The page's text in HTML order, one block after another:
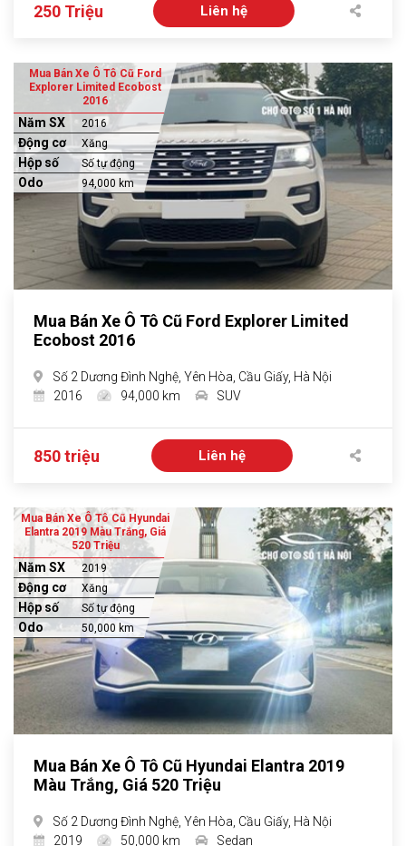
250 Triệu Liên hệ
Mua Bán Xe Ô Tô Cũ Ford
Explorer Limited Ecobost
2016
Năm SX 2016
Động cơ Xăng
Hộp số Số tự động
Odo 94,000 km
Mua Bán Xe Ô Tô Cũ Ford Explorer Limited
Ecobost 2016
Số 2 Dương Đình Nghệ, Yên Hòa, Cầu Giấy, Hà Nội
2016
94,000 km SUV
850 triệu Liên hệ
Mua Bán Xe Ô Tô Cũ Hyundai
Elantra 2019 Màu Trắng, Giá
520 Triệu
Năm SX 2019
Động cơ Xăng
Hộp số Số tự động
Odo 50,000 km
Mua Bán Xe Ô Tô Cũ Hyundai Elantra 2019
Màu Trắng, Giá 520 Triệu
Số 2 Dương Đình Nghệ, Yên Hòa, Cầu Giấy, Hà Nội
2019
50,000 km Sedan